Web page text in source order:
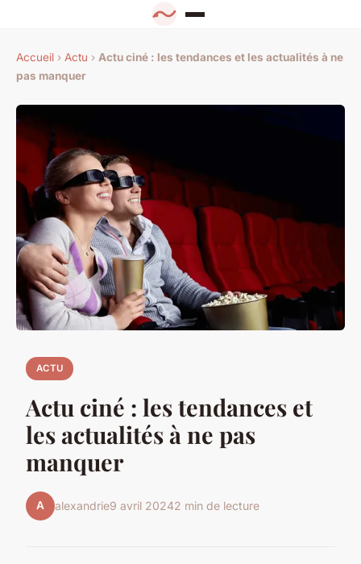
Accueil › Actu › Actu ciné : les tendances et les actualités à ne
pas manquer
ACTU
Actu ciné : les tendances et
les actualités à ne pas
manquer
A alexandrie9 avril 20242 min de lecture